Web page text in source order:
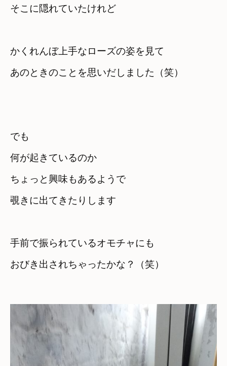
そこに隠れていたけれど
かくれんぼ上手なローズの姿を見て
あのときのことを思いだしました（笑）
でも
何が起きているのか
ちょっと興味もあるようで
覗きに出てきたりします
手前で振られているオモチャにも
おびき出されちゃったかな？（笑）